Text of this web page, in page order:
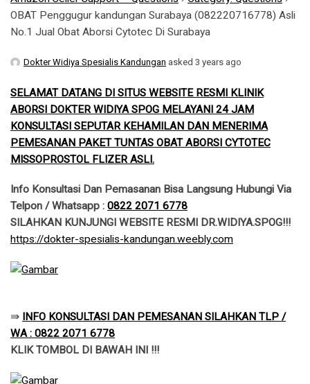
OBAT Penggugur kandungan Surabaya (082220716778) Asli
No.1 Jual Obat Aborsi Cytotec Di Surabaya
Dokter Widiya Spesialis Kandungan asked 3 years ago
SELAMAT DATANG DI SITUS WEBSITE RESMI KLINIK
ABORSI DOKTER WIDIYA SPOG MELAYANI 24 JAM
KONSULTASI SEPUTAR KEHAMILAN DAN MENERIMA
PEMESANAN PAKET TUNTAS OBAT ABORSI CYTOTEC
MISSOPROSTOL FLIZER ASLI.
Info Konsultasi Dan Pemasanan Bisa Langsung Hubungi Via
Telpon / Whatsapp : 0822 2071 6778
SILAHKAN KUNJUNGI WEBSITE RESMI DR.WIDIYA.SPOG!!!
​https://dokter-spesialis-kandungan.weebly.com
​⇛ INFO KONSULTASI DAN PEMESANAN SILAHKAN TLP /
WA : 0822 2071 6778
KLIK TOMBOL DI BAWAH INI !!!